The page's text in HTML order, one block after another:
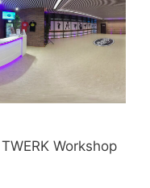
Workshop